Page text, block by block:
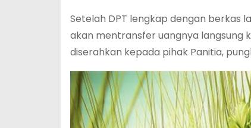
Setelah DPT lengkap dengan berkas
akan mentransfer uangnya langsung
diserahkan kepada pihak Panitia,